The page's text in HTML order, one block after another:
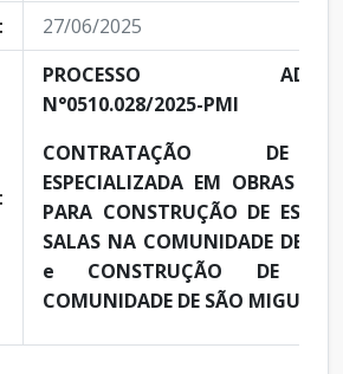
27/06/2025
PROCESSO
N°0510.028/2025-PMI
CONTRATAÇÃO DE
ESPECIALIZADA EM OBRAS E
PARA CONSTRUÇÃO DE
SALAS NA COMUNIDADE DE
e CONSTRUÇÃO DE
COMUNIDADE DE SÃO MIGUEL.